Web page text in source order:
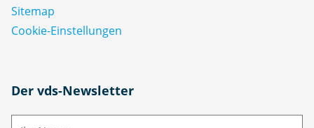
Sitemap
Cookie-Einstellungen
Der vds-Newsletter
N